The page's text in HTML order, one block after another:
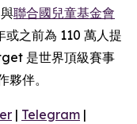
聯合國兒童基金會
之前為 110 萬人提
是世界頂級賽事
夥伴。
| Telegram |